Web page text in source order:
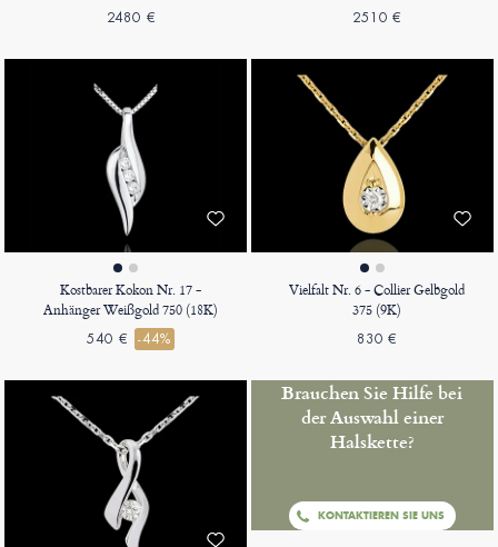
2480 € 2510 €
Kostbarer Kokon Nr. 17 -
Anhänger Weißgold 750 (18K)
540 € -44%
Vielfalt Nr. 6 - Collier Gelbgold
375 (9K)
830 €
Brauchen Sie Hilfe bei
der Auswahl einer
Halskette?
KONTAKTIEREN SIE UNS